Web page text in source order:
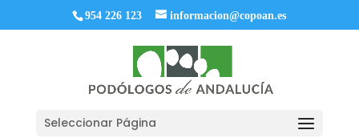
954 226 123 informacion@copoan.es
Seleccionar Página